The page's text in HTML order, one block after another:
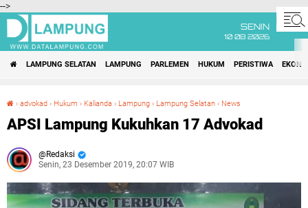
-->
SENIN
10 08 2026
LAMPUNG SELATAN LAMPUNG PARLEMEN HUKUM PERISTIWA
› advokad › Hukum › Kalianda › Lampung › Lampung Selatan › News
APSI Lampung Kukuhkan 17 Advokad
Redaksi
Senin, 23 Desember 2019, 20:07 WIB